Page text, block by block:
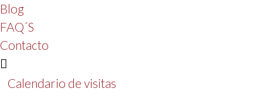
Blog
FAQ´S
Contacto
Calendario de visitas